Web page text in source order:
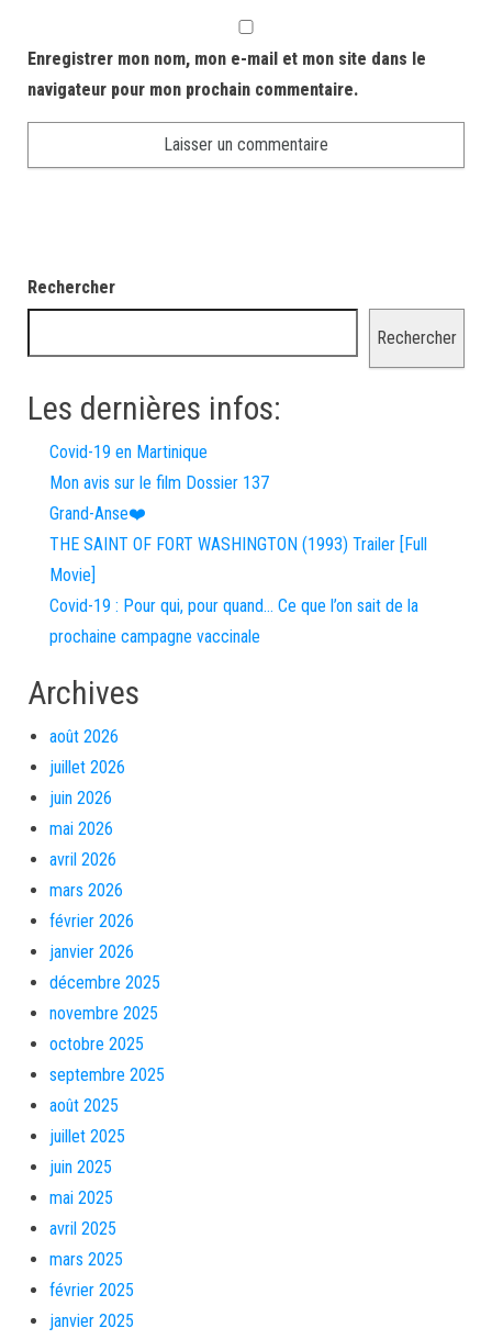
Enregistrer mon nom, mon e-mail et mon site dans le
navigateur pour mon prochain commentaire.
Rechercher
Rechercher
Les dernières infos:
Covid-19 en Martinique
Mon avis sur le film Dossier 137
Grand-Anse❤️
THE SAINT OF FORT WASHINGTON (1993) Trailer [Full
Movie]
Covid-19 : Pour qui, pour quand… Ce que l’on sait de la
prochaine campagne vaccinale
Archives
août 2026
juillet 2026
juin 2026
mai 2026
avril 2026
mars 2026
février 2026
janvier 2026
décembre 2025
novembre 2025
octobre 2025
septembre 2025
août 2025
juillet 2025
juin 2025
mai 2025
avril 2025
mars 2025
février 2025
janvier 2025